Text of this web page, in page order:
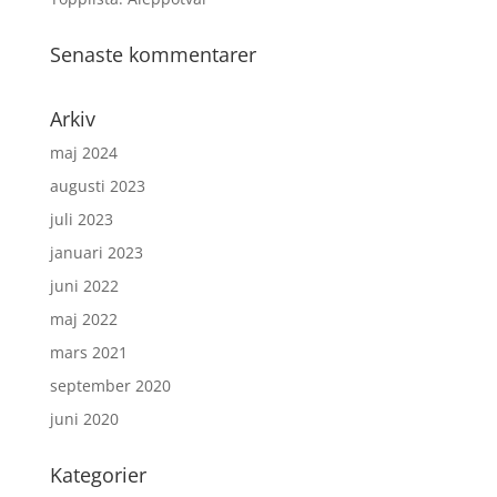
Senaste kommentarer
Arkiv
maj 2024
augusti 2023
juli 2023
januari 2023
juni 2022
maj 2022
mars 2021
september 2020
juni 2020
Kategorier